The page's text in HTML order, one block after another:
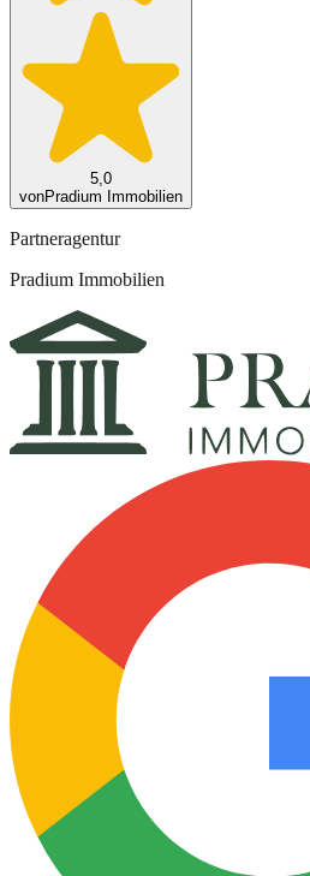
5,0
vonPradium Immobilien
Partneragentur
Pradium Immobilien